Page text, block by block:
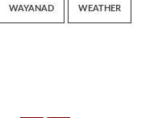
WAYANAD WEATHER